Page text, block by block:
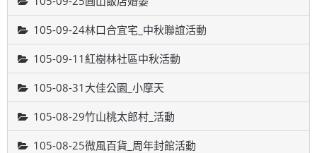
105-09-24林口合宜宅_中秋聯誼活動
105-09-11紅樹林社區中秋活動
105-08-31大佳公園_小摩天
105-08-29竹山桃太郎村_活動
105-08-25微風百貨_周年封館活動